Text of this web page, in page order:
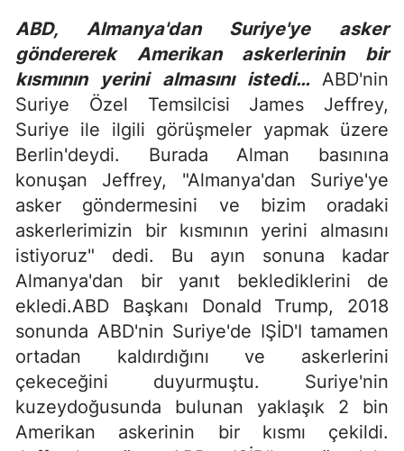
ABD, Almanya'dan Suriye'ye asker
göndererek Amerikan askerlerinin bir
kısmının yerini almasını istedi… ABD'nin
Suriye Özel Temsilcisi James Jeffrey,
Suriye ile ilgili görüşmeler yapmak üzere
Berlin'deydi. Burada Alman basınına
konuşan Jeffrey, "Almanya'dan Suriye'ye
asker göndermesini ve bizim oradaki
askerlerimizin bir kısmının yerini almasını
istiyoruz" dedi. Bu ayın sonuna kadar
Almanya'dan bir yanıt beklediklerini de
ekledi.ABD Başkanı Donald Trump, 2018
sonunda ABD'nin Suriye'de IŞİD'I tamamen
ortadan kaldırdığını ve askerlerini
çekeceğini duyurmuştu. Suriye'nin
kuzeydoğusunda bulunan yaklaşık 2 bin
Amerikan askerinin bir kısmı çekildi.